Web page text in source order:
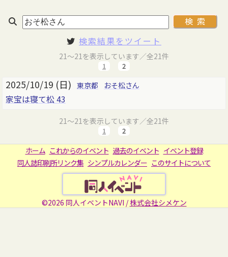
検索結果をツイート
21～21を表示しています／全21件
1 2
2025/10/19 (日) 東京都 おそ松さん
家宝は寝て松 43
21～21を表示しています／全21件
1 2
ホーム これからのイベント 過去のイベント イベント登録
同人誌印刷所リンク集 シンプルカレンダー このサイトについて
©2026 同人イベントNAVI /株式会社シメケン